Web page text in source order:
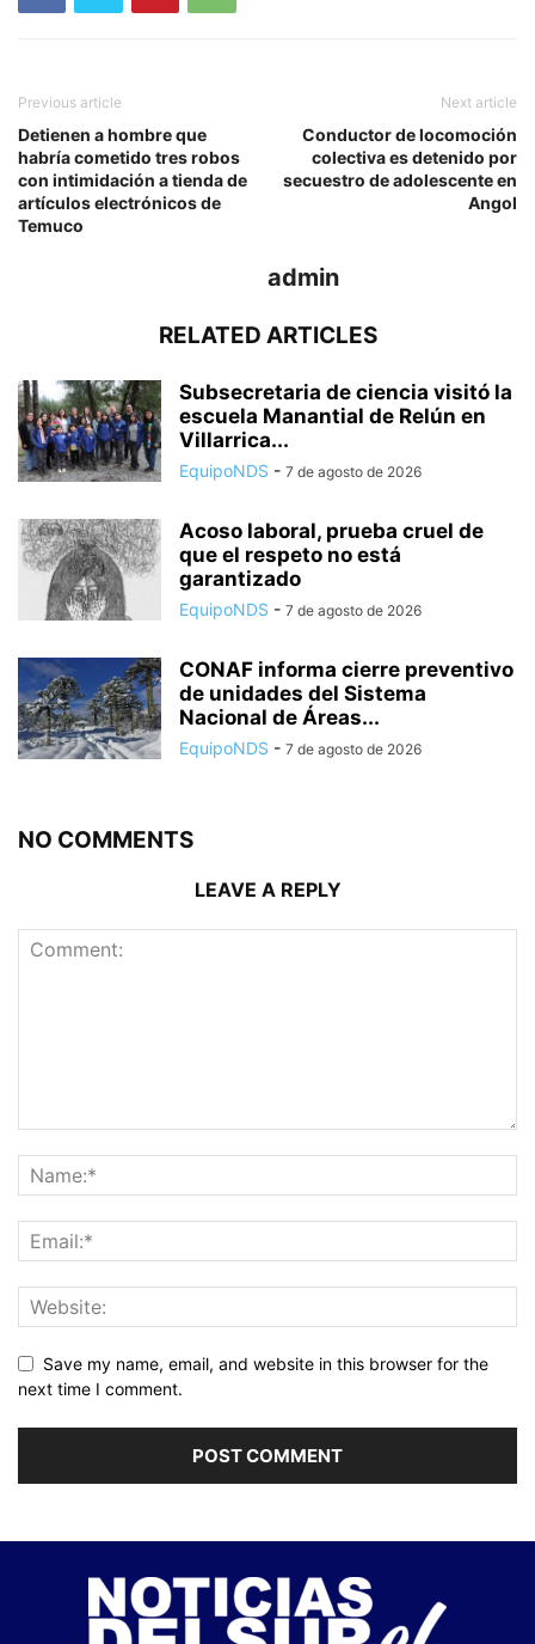
Previous article
Detienen a hombre que
habría cometido tres robos
con intimidación a tienda de
artículos electrónicos de
Temuco
Next article
Conductor de locomoción
colectiva es detenido por
secuestro de adolescente en
Angol
admin
RELATED ARTICLES
Subsecretaria de ciencia visitó la
escuela Manantial de Relún en
Villarrica...
EquipoNDS - 7 de agosto de 2026
Acoso laboral, prueba cruel de
que el respeto no está
garantizado
EquipoNDS - 7 de agosto de 2026
CONAF informa cierre preventivo
de unidades del Sistema
Nacional de Áreas...
EquipoNDS - 7 de agosto de 2026
NO COMMENTS
LEAVE A REPLY
Save my name, email, and website in this browser for the
next time I comment.